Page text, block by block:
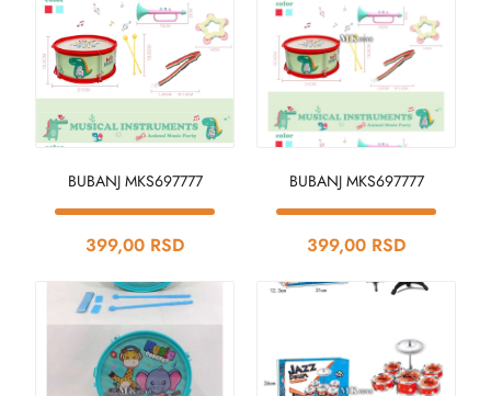
BUBANJ MKS697777
399,00 RSD
BUBANJ MKS697777
399,00 RSD